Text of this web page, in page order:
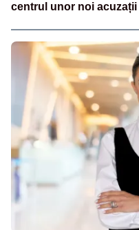
centrul unor noi